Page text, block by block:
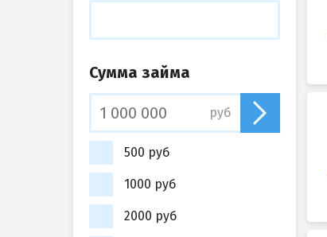
Сумма займа
руб
500 руб
1000 руб
2000 руб